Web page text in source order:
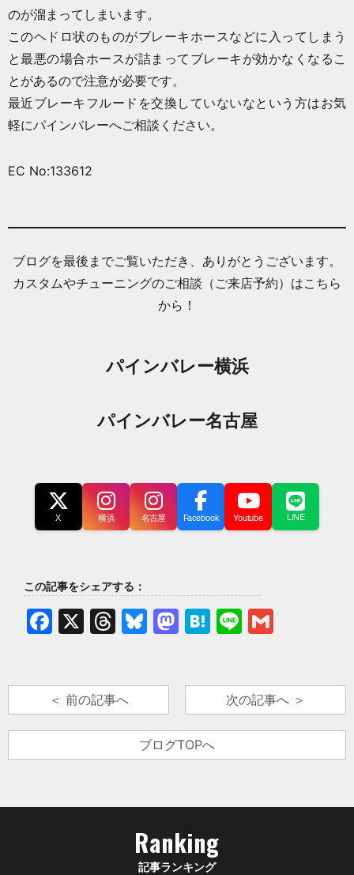
のが溜まってしまいます。
このヘドロ状のものがブレーキホースなどに入ってしまう
と最悪の場合ホースが詰まってブレーキが効かなくなるこ
とがあるので注意が必要です。
最近ブレーキフルードを交換していないなという方はお気
軽にパインバレーへご相談ください。
EC No:133612
ブログを最後までご覧いただき、ありがとうございます。
カスタムやチューニングのご相談（ご来店予約）はこちら
から！
パインバレー横浜
パインバレー名古屋
X 横浜 名古屋 Facebook Youtube LINE
この記事をシェアする：
Facebook
X Threads
Bluesky
Mastodon
Hatena
Line
＜ 前の記事へ
ブログTOPへ
次の記事へ ＞
Ranking
記事ランキング